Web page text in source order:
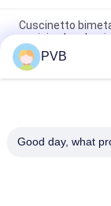
Cuscinetto
acciaio al
Boccola bronzea
SAE 799
Alto cuscinetto
PVB
Good day, what